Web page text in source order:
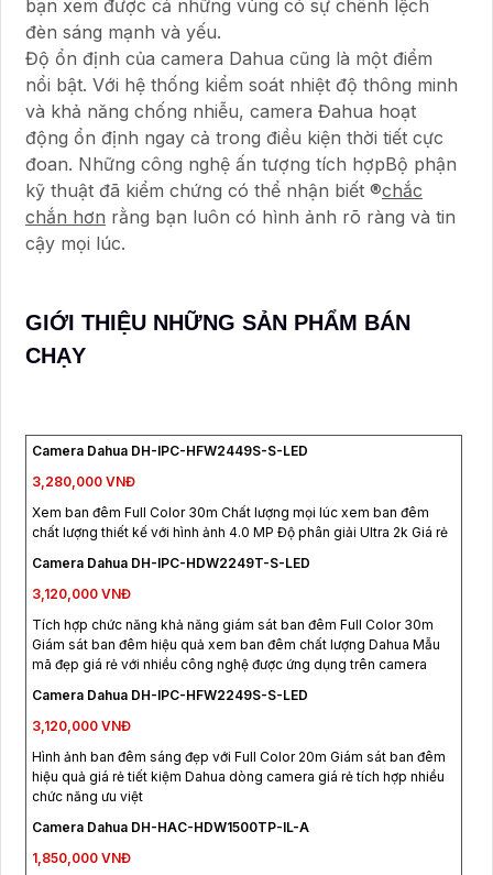
bạn xem được cả những vùng có sự chênh lệch
đèn sáng mạnh và yếu.
Độ ổn định của camera Dahua cũng là một điểm
nổi bật. Với hệ thống kiểm soát nhiệt độ thông minh
và khả năng chống nhiễu, camera Đahua hoạt
động ổn định ngay cả trong điều kiện thời tiết cực
đoan. Những công nghệ ấn tượng tích hợpBộ phận
kỹ thuật đã kiểm chứng có thể nhận biết ®️chắc
chắn hơn rằng bạn luôn có hình ảnh rõ ràng và tin
cậy mọi lúc.
GIỚI THIỆU NHỮNG SẢN PHẨM BÁN
CHẠY
Camera Dahua DH-IPC-HFW2449S-S-LED
3,280,000 VNĐ
Xem ban đêm Full Color 30m Chất lượng mọi lúc xem ban đêm
chất lượng thiết kế với hình ảnh 4.0 MP Độ phân giải Ultra 2k Giá rẻ
Camera Dahua DH-IPC-HDW2249T-S-LED
3,120,000 VNĐ
Tích hợp chức năng khả năng giám sát ban đêm Full Color 30m
Giám sát ban đêm hiệu quả xem ban đêm chất lượng Dahua Mẫu
mã đẹp giá rẻ với nhiều công nghệ được ứng dụng trên camera
Camera Dahua DH-IPC-HFW2249S-S-LED
3,120,000 VNĐ
Hình ảnh ban đêm sáng đẹp với Full Color 20m Giám sát ban đêm
hiệu quả giá rẻ tiết kiệm Dahua dòng camera giá rẻ tích hợp nhiều
chức năng ưu việt
Camera Dahua DH-HAC-HDW1500TP-IL-A
1,850,000 VNĐ